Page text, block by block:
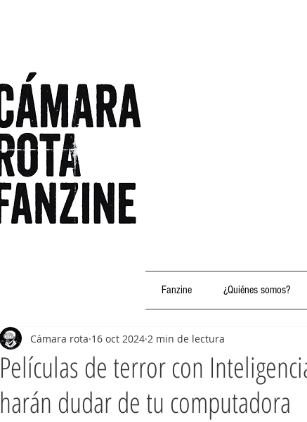
Fanzine ¿Quiénes somos?
Películas de terror con
harán dudar de tu computadora
Cámara rota 16 oct 2024 2 min de lectura